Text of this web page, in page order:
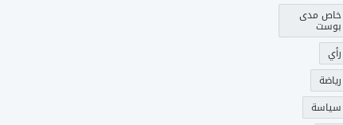
خاص مدى
بوست
رأي
رياضة
سياسة